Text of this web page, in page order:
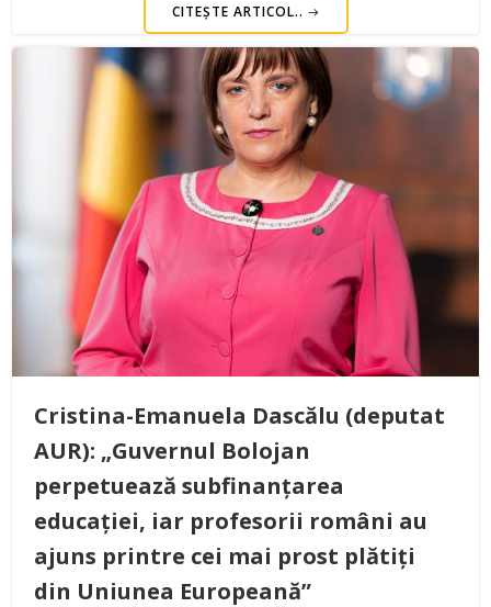
CITEȘTE ARTICOL..
Cristina-Emanuela Dascălu (deputat
AUR): „Guvernul Bolojan
perpetuează subfinanțarea
educației, iar profesorii români au
ajuns printre cei mai prost plătiți
din Uniunea Europeană”